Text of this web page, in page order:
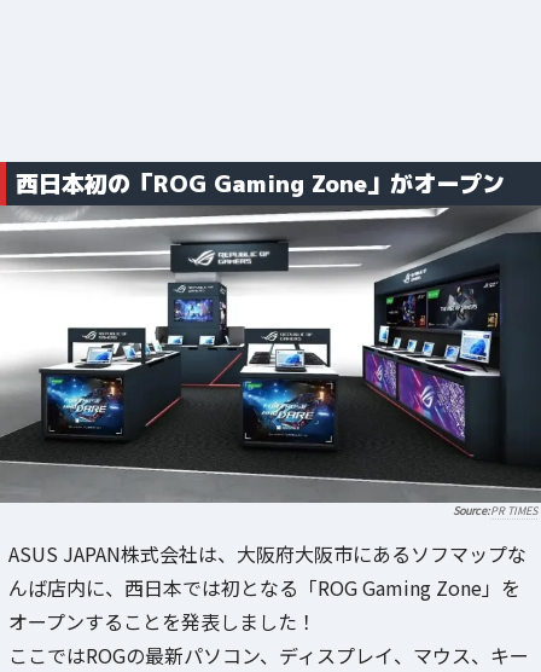
西日本初の「ROG Gaming Zone」がオープン
PR TIMES
ASUS JAPAN株式会社は、大阪府大阪市にあるソフマップな
んば店内に、西日本では初となる「ROG Gaming Zone」を
オープンすることを発表しました！
ここではROGの最新パソコン、ディスプレイ、マウス、キー